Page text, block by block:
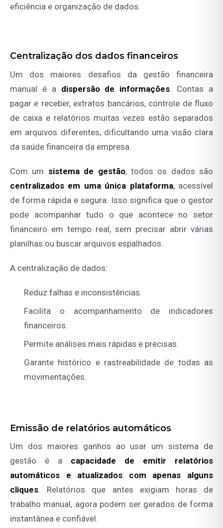
eficiência e organização de dados.
Centralização dos dados financeiros
Um dos maiores desafios da gestão financeira
manual é a dispersão de informações. Contas a
pagar e receber, extratos bancários, controle de fluxo
de caixa e relatórios muitas vezes estão separados
em arquivos diferentes, dificultando uma visão clara
da saúde financeira da empresa.
Com um sistema de gestão, todos os dados são
centralizados em uma única plataforma, acessível
de forma rápida e segura. Isso significa que o gestor
pode acompanhar tudo o que acontece no setor
financeiro em tempo real, sem precisar abrir várias
planilhas ou buscar arquivos espalhados.
A centralização de dados:
Reduz falhas e inconsistências.
Facilita o acompanhamento de indicadores
financeiros.
Permite análises mais rápidas e precisas.
Garante histórico e rastreabilidade de todas as
movimentações.
Emissão de relatórios automáticos
Um dos maiores ganhos ao usar um sistema de
gestão é a capacidade de emitir relatórios
automáticos e atualizados com apenas alguns
cliques. Relatórios que antes exigiam horas de
trabalho manual, agora podem ser gerados de forma
instantânea e confiável.